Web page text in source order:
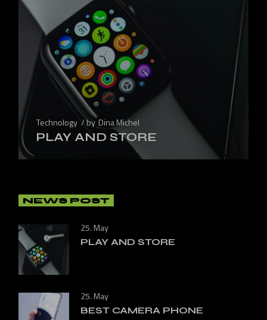
Technology by Dina Michel
PLAY AND STORE
NEWS POST
25. May
PLAY AND STORE
25. May
BEST CAMERA PHONE